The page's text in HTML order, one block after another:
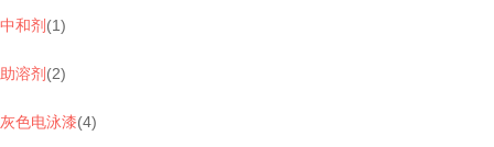
中和剂 (1)
助溶剂 (2)
灰色电泳漆(4)